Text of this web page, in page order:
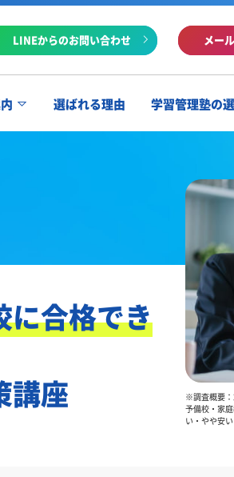
LINEからのお問い合わせ メー
選ばれる理由 学習管理塾の
に合格でき
講座
※調査概要
予備校・家
い・やや安